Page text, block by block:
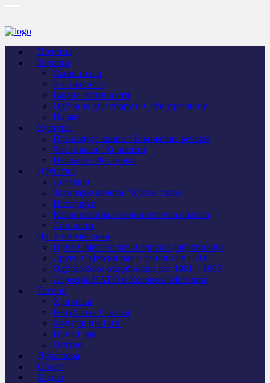
Почетна
Вијести
Саопштења
Активности
Важне активности
Одбор за дијаспору и Србе у региону
Најаве
Култура
Промоције књига / Књижевне вечери
Фестивали / Концерти
Изложбе / Филмови
Друштво
Догађаји
Завичајне вечери / Крсне славе
Интервјуи
Колонизација и колонистичка насеља
Личности
Да се не заборави
Први Свјeтски рат и српски добровољци
Други Свјетски рат и геноцид у НДХ
Одбрамбено отаџбински рат 1991 – 1995
Агресија НАТО и Косово и Метохија
Регион
Хрватска
Република Српска
Федерација БиХ
Црна Гора
Остало
Дијаспора
Спорт
Видео